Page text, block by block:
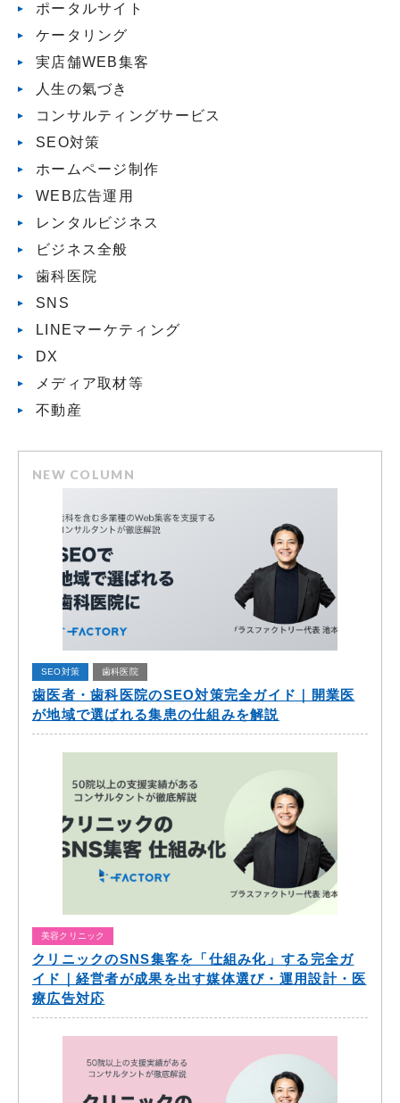
ポータルサイト
ケータリング
実店舗WEB集客
人生の氣づき
コンサルティングサービス
SEO対策
ホームページ制作
WEB広告運用
レンタルビジネス
ビジネス全般
歯科医院
SNS
LINEマーケティング
DX
メディア取材等
不動産
NEW COLUMN
SEO対策 歯科医院
歯医者・歯科医院のSEO対策完全ガイド｜開業医
が地域で選ばれる集患の仕組みを解説
美容クリニック
クリニックのSNS集客を「仕組み化」する完全ガ
イド｜経営者が成果を出す媒体選び・運用設計・医
療広告対応